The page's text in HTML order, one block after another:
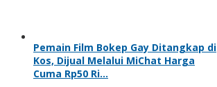
Pemain Film Bokep Gay Ditangkap di
Kos, Dijual Melalui MiChat Harga
Cuma Rp50 Ri…